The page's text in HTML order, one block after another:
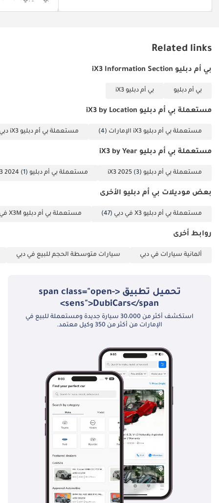
سرعة - مقاعد جلدية -
الكثير...
المواعيد: مفتوح من
الاثنين إلى الأحد
مساءً)
المشترون نقدًا: يرجى
تقديم: 1 بطاقة الهوية
الإماراتية 2 رخصة
القيادة
المشترون بالتقسيط:
المستندات المطلوبة:
راتب 2 كشف حساب
(مختوم) 3 نسخ من
الهوية الإماراتية (إذا
كنت قد استلمت راتبًا
واحدًا فقط/لم تستلم
أي راتب وتعمل لدى
التواصل معنا.)
أصحاب الأعمال الحرة:
1 1 رخصة تجارية 2 عقد
تأسيس 3 نسخ من
جوازات سفر جميع
شخصي لآخر 3 أشهر
6 كشف حساب بنكي
للشركة لآخر 3 أشهر.
الشركات: 1 رخصة
Related links
بي أم دبليو iX3 Information Section
بي أم دبليو بي أم دبليو iX3
مستعملة بي أم دبليو iX3 by Location
مستعملة بي أم دبليو iX3 الإمارات (4) مستعملة بي أم دبليو iX3 دبي
مستعملة بي أم دبليو iX3 by Year
مستعملة بي أم دبليو iX3 2025 (3) مستعملة بي أم دبليو iX3 2024 (1)
بعض موديلات بي أم دبليو الأخرى
مستعملة بي أم دبليو X3 في دبي (47) مستعملة بي أم دبليو X3M في دبي
روابط أخرى
ألمانية سيارات في دبي سيارات متوسطة الحجم للبيع في دبي
تحميل تطبيق <span class="open-
sens">DubiCars</span>
استكشف أكثر من 30،000 سيارة جديدة ومستعملة للبيع في
الإمارات من أكثر من 350 وكيل معتمد.